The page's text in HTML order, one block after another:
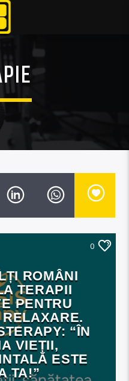
0
ROMÂNI
TERAPII
PENTRU
“ÎN
VIEȚII,
ESTE
TA!”